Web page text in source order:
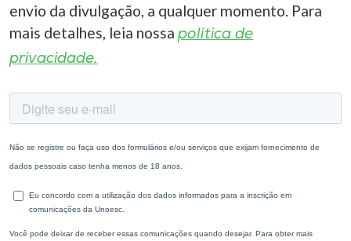
envio da divulgação, a qualquer momento. Para
mais detalhes, leia nossa política de
privacidade.